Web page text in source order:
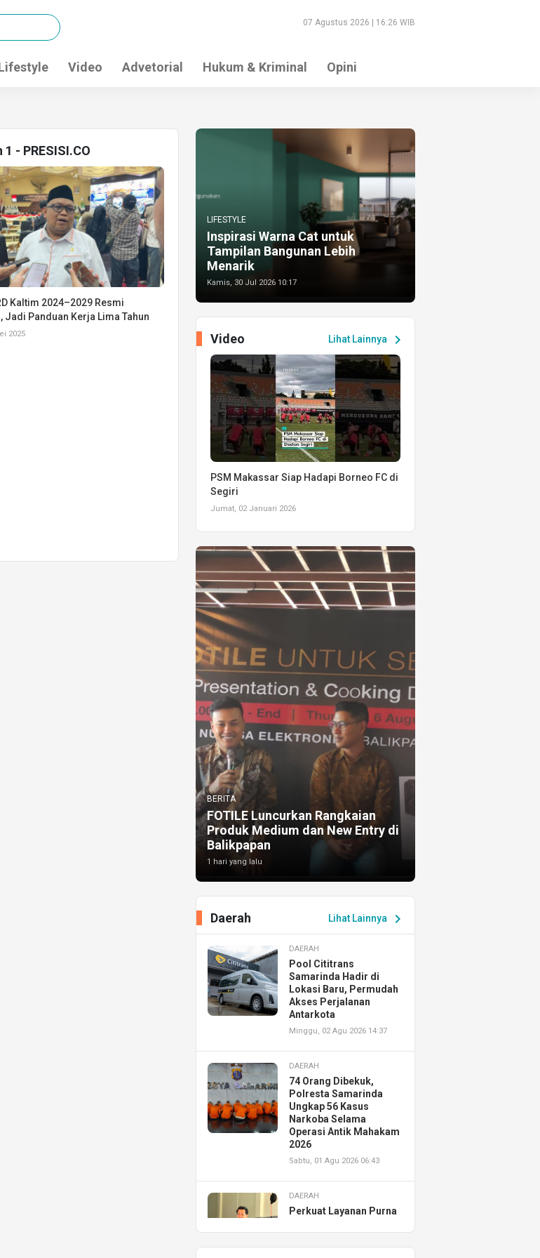
07 Agustus 2026 | 16:26 WIB
Video Advetorial Hukum & Kriminal Opini
- PRESISI.CO
Kaltim 2024–2029 Resmi
Jadi Panduan Kerja Lima Tahun
2025
LIFESTYLE
Inspirasi Warna Cat untuk
Tampilan Bangunan Lebih
Menarik
Kamis, 30 Jul 2026 10:17
Lihat Lainnya chevron_right
Video
PSM Makassar Siap Hadapi Borneo FC di
Segiri
Jumat, 02 Januari 2026
BERITA
FOTILE Luncurkan Rangkaian
Produk Medium dan New Entry di
Balikpapan
1 hari yang lalu
Lihat Lainnya chevron_right
Daerah
DAERAH
Pool Cititrans
Samarinda Hadir di
Lokasi Baru, Permudah
Akses Perjalanan
Antarkota
Minggu, 02 Agu 2026 14:37
DAERAH
74 Orang Dibekuk,
Polresta Samarinda
Ungkap 56 Kasus
Narkoba Selama
Operasi Antik Mahakam
2026
Sabtu, 01 Agu 2026 06:43
DAERAH
Perkuat Layanan Purna
Resmikan AHASS